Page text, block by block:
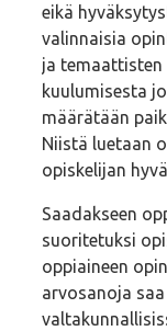
eikä
valinnaisia
ja
kuulumisesta
määrätään
Niistä luetaan
opiskelijan
Saadakseen
suoritetuksi
oppiaineen
arvosanoja